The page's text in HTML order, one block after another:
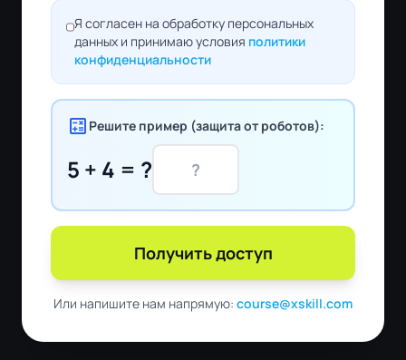
Я согласен на обработку персональных
данных и принимаю условия политики
конфиденциальности
calculate Решите пример (защита от роботов):
5 + 4 = ?
Получить доступ
Или напишите нам напрямую: course@xskill.com